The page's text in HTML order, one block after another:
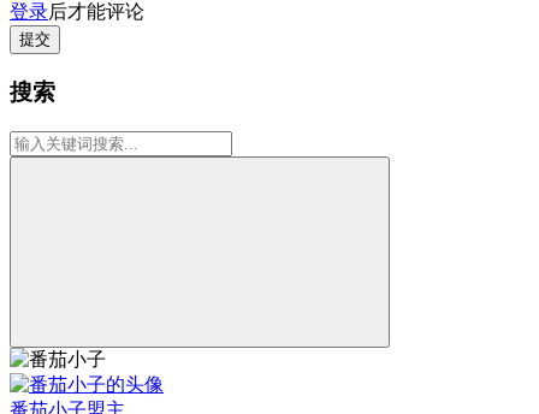
登录后才能评论
提交
搜索
番茄小子盟主